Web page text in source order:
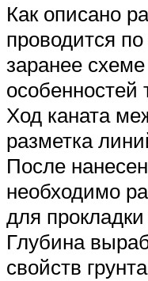
Как описано
проводится
заранее
Ход каната
разметка
После
необходимо
для
Глубина
свойств